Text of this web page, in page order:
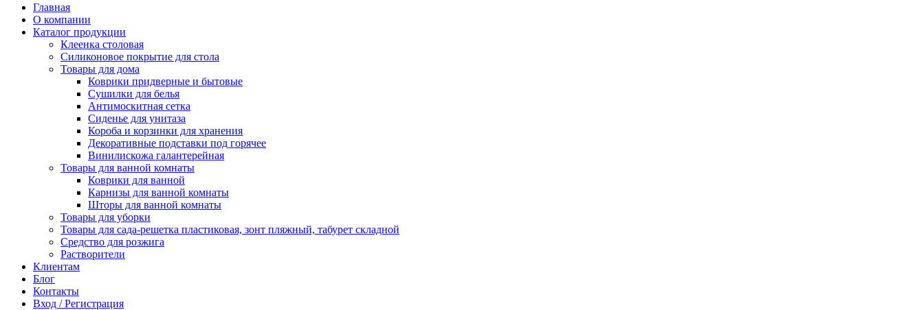
Главная
О компании
Каталог продукции
Клеенка столовая
Силиконовое покрытие для стола
Товары для дома
Коврики придверные и бытовые
Сушилки для белья
Антимоскитная сетка
Сиденье для унитаза
Короба и корзинки для хранения
Декоративные подставки под горячее
Винилискожа галантерейная
Товары для ванной комнаты
Коврики для ванной
Карнизы для ванной комнаты
Шторы для ванной комнаты
Товары для уборки
Товары для сада-решетка пластиковая, зонт пляжный, табурет складной
Средство для розжига
Растворители
Клиентам
Блог
Контакты
Вход / Регистрация